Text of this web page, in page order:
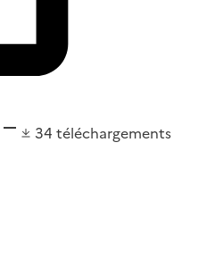
34 téléchargements